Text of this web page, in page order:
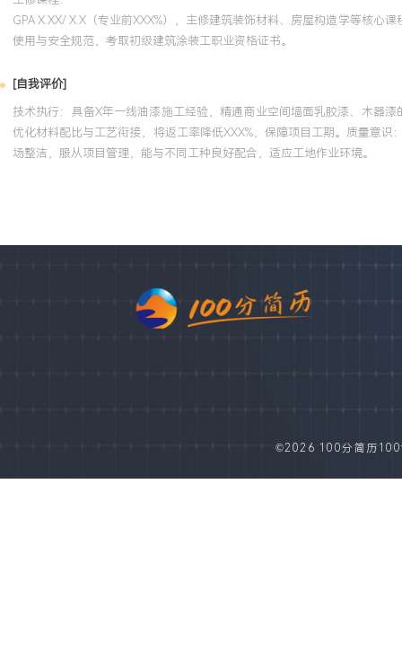
GPA X.XX/ X.X（专业前XXX%），主修建筑装饰材料、房屋构造学等核
使用与安全规范，考取初级建筑涂装工职业资格证书。
[自我评价]
技术执行：具备X年一线油漆施工经验，精通商业空间墙面乳胶漆、木器
优化材料配比与工艺衔接，将返工率降低XXX%，保障项目工期。质量意
场整洁，服从项目管理，能与不同工种良好配合，适应工地作业环境。
©2026 100分简历